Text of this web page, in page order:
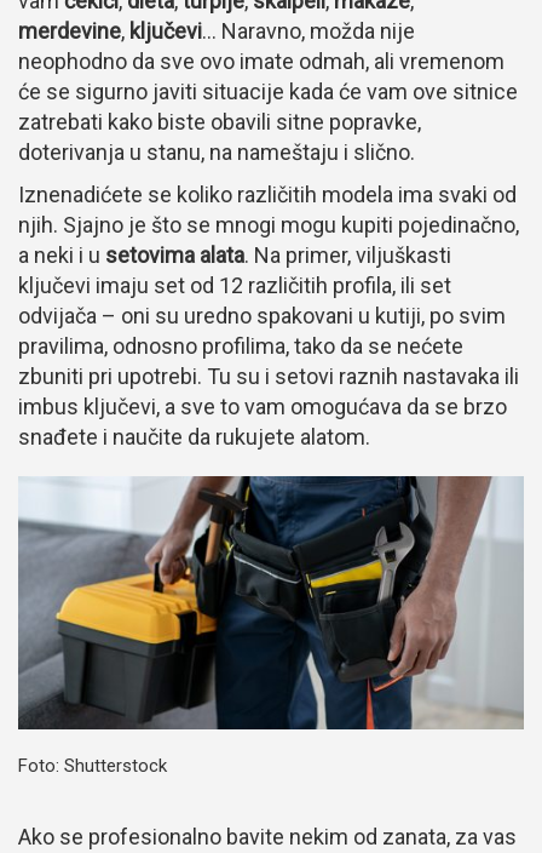
merdevine, ključevi… Naravno, možda nije
neophodno da sve ovo imate odmah, ali vremenom
će se sigurno javiti situacije kada će vam ove sitnice
zatrebati kako biste obavili sitne popravke,
doterivanja u stanu, na nameštaju i slično.
Iznenadićete se koliko različitih modela ima svaki od
njih. Sjajno je što se mnogi mogu kupiti pojedinačno,
a neki i u setovima alata. Na primer, viljuškasti
ključevi imaju set od 12 različitih profila, ili set
odvijača – oni su uredno spakovani u kutiji, po svim
pravilima, odnosno profilima, tako da se nećete
zbuniti pri upotrebi. Tu su i setovi raznih nastavaka ili
imbus ključevi, a sve to vam omogućava da se brzo
snađete i naučite da rukujete alatom.
Foto: Shutterstock
Ako se profesionalno bavite nekim od zanata, za vas